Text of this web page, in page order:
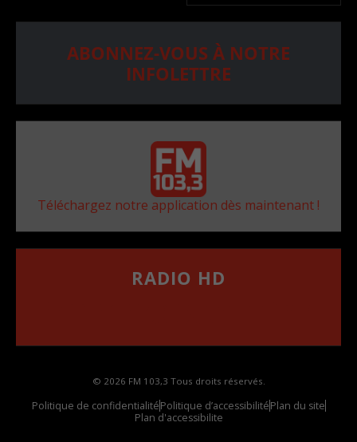
ABONNEZ-VOUS À NOTRE
INFOLETTRE
Téléchargez notre application dès maintenant !
RADIO HD
© 2026 FM 103,3 Tous droits réservés.
Politique de confidentialitéPolitique d’accessibilitéPlan du site
Plan d'accessibilite